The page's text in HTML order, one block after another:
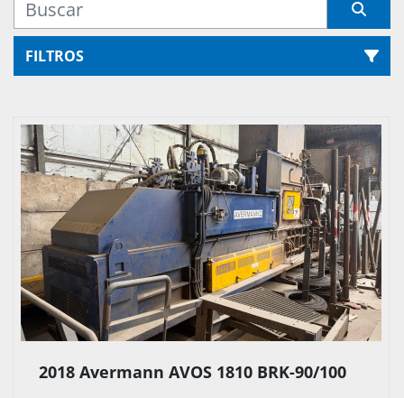
FILTROS
2018 Avermann AVOS 1810 BRK-90/100